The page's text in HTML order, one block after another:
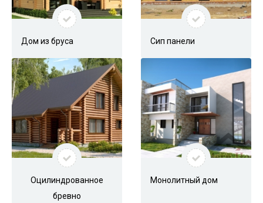
Схема проезда к офису
Дом из бруса Сип панели
Оцилиндрованное
бревно
Монолитный дом